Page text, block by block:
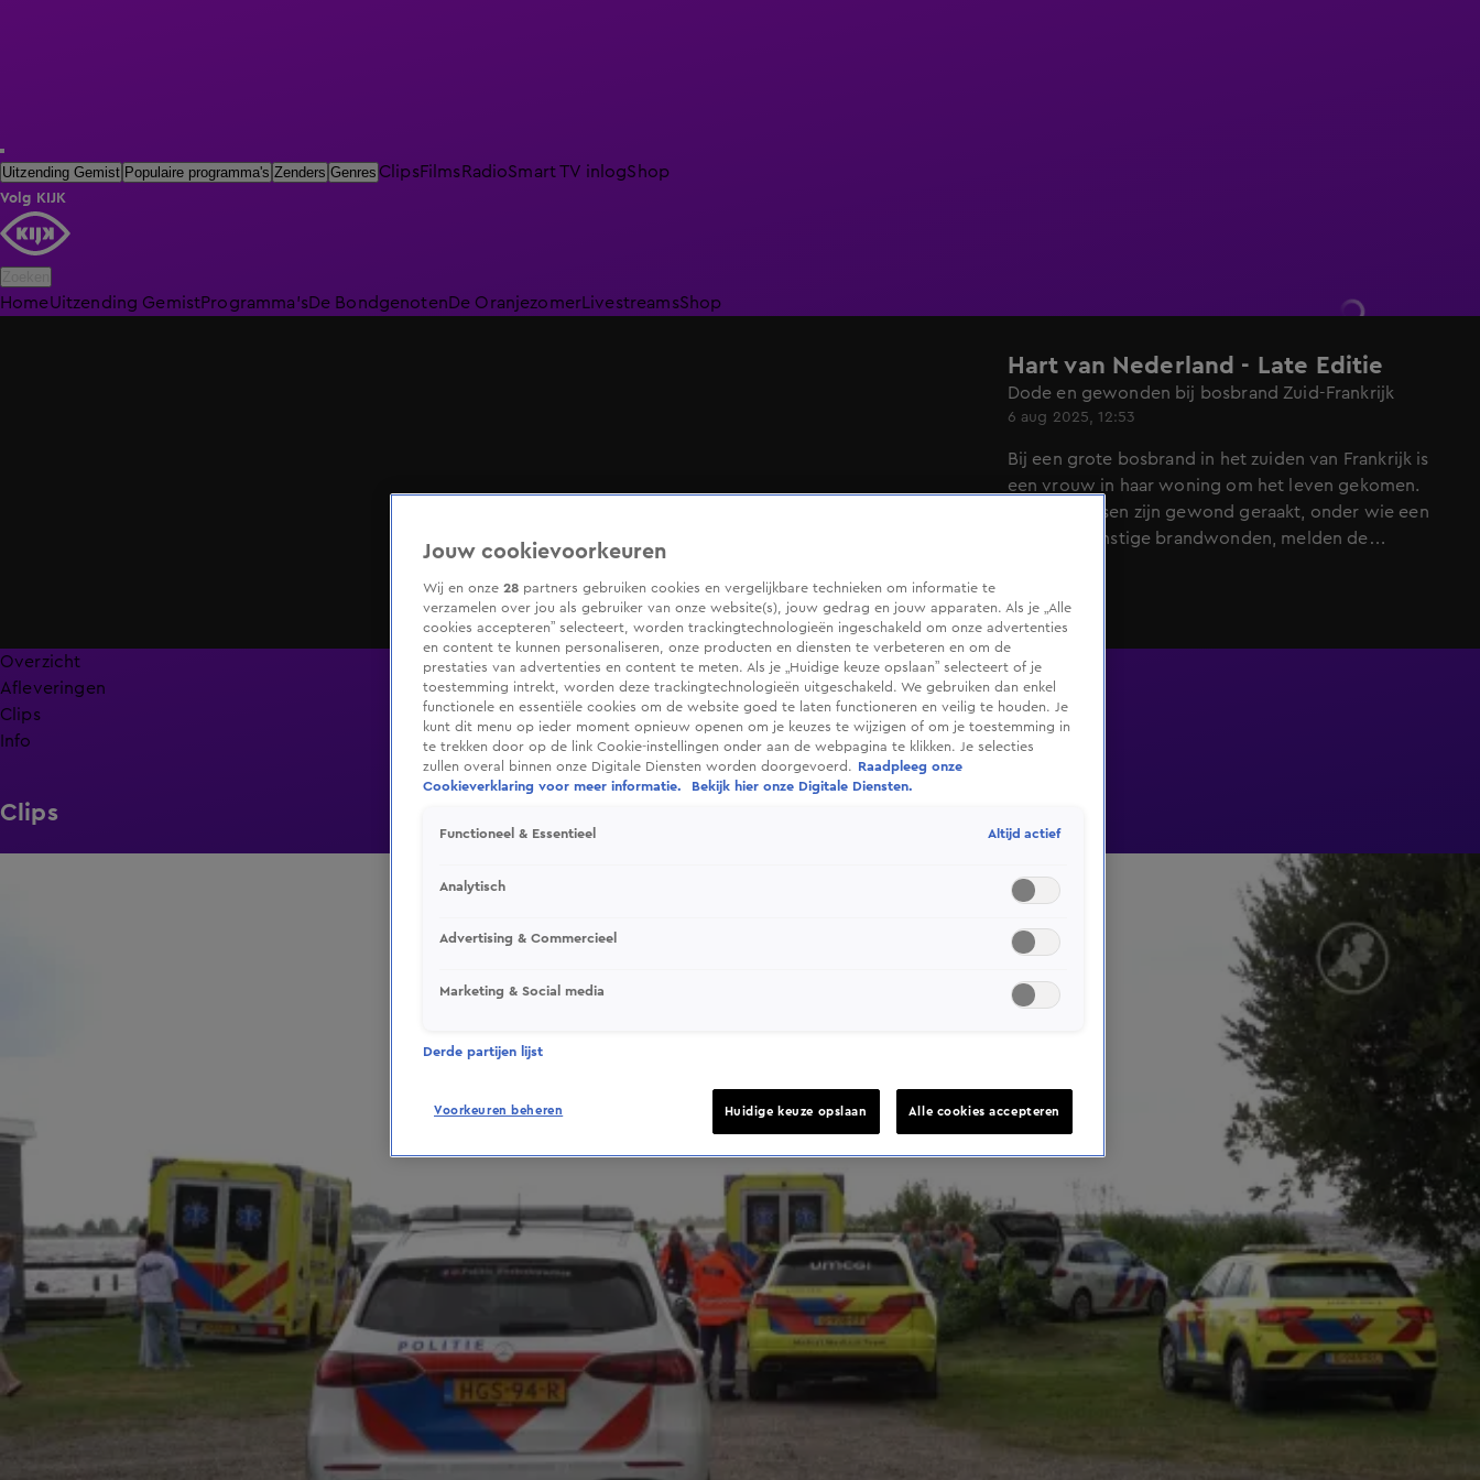
Uitzending Gemist Populaire programma's Zenders Genres ClipsFilmsRadioSmart TV inlogShop
Volg KIJK
HomeUitzending GemistProgramma'sDe BondgenotenDe Oranjezomer LivestreamsShop
Hart van Nederland - Late Editie
Dode en gewonden bij bosbrand Zuid-Frankrijk
6 aug 2025, 12:53
Bij een grote bosbrand in het zuiden van Frankrijk is
een vrouw in haar woning om het leven gekomen.
Negen mensen zijn gewond geraakt, onder wie een
met zeer ernstige brandwonden, melden de
Overzicht
Afleveringen
Clips
Info
Clips
Jouw cookievoorkeuren
Wij en onze 28 partners gebruiken cookies en vergelijkbare technieken om informatie te
verzamelen over jou als gebruiker van onze website(s), jouw gedrag en jouw apparaten. Als je „Alle
cookies accepteren” selecteert, worden trackingtechnologieën ingeschakeld om onze advertenties
en content te kunnen personaliseren, onze producten en diensten te verbeteren en om de
prestaties van advertenties en content te meten. Als je „Huidige keuze opslaan” selecteert of je
toestemming intrekt, worden deze trackingtechnologieën uitgeschakeld. We gebruiken dan enkel
functionele en essentiële cookies om de website goed te laten functioneren en veilig te houden. Je
kunt dit menu op ieder moment opnieuw openen om je keuzes te wijzigen of om je toestemming in
te trekken door op de link Cookie-instellingen onder aan de webpagina te klikken. Je selecties
zullen overal binnen onze Digitale Diensten worden doorgevoerd.
Raadpleeg onze
Cookieverklaring voor meer informatie.
Bekijk hier onze Digitale Diensten.
Functioneel & Essentieel Altijd actief
Analytisch
Advertising & Commercieel
Marketing & Social media
Derde partijen lijst
Voorkeuren beheren Huidige keuze opslaan Alle cookies accepteren